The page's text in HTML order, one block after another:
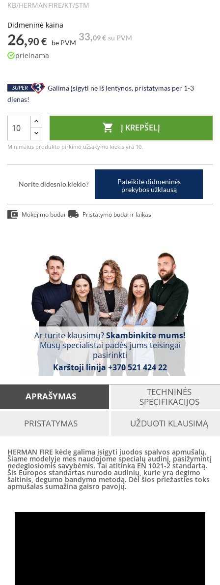
KB/HERMANFIRE/KT/STM
Didmeninė kaina
26,90 € be PVM
33,09 € su PVM
prieinama
Galima įsigyti ne iš lentynos, pristatymas per 1-3
dienas!
 Į KREPŠELĮ
Minimalus produkto pirkimo užsakymo kiekis yra 10.
Norite didesnio kiekio?
Pateikite didmeninės
prekybos užklausą
Mokėjimo būdai Pristatymo būdai ir laikas
Ar turite klausimų?Skambinkite mums!
Mūsų specialistai padės jums teisingai
pasirinkti
Karštoji linija +370 521 424 22
APRAŠYMAS
TECHNINĖS
SPECIFIKACIJOS
PRISTATYMAS
UŽDUOTI KLAUSIMĄ
HERMAN FIRE kėdę galima įsigyti juodos spalvos apmušalų.
Šiame modelyje mes naudojome specialų audinį, pasižymintį
nedegiosiomis savybėmis. Tai atitinka EN 1021-2 standartą.
Šis Europos standartas nurodo audinių, kurie yra degimo
šaltinis, degumo bandymo metodą. Dėl šios priežasties toks
apmušalas sumažina gaisro pavojų.